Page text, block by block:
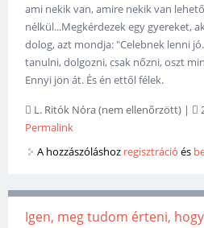
ami nekik van, amire nekik van
nélkül...Megkérdezek egy gyereket,
dolog, azt mondja: "Celebnek lenni
tanulni, dolgozni, csak nőzni, oszt
Ennyi jön át. És én ettől félek.
L. Ritók Nóra (nem ellenőrzött) |
Permalink
A hozzászóláshoz regisztráció és
Igen, meg tudom érteni, hogy